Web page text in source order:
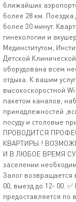
ближайших
более 28 км.
более 30 минут.
гинекологии и
Мединститутом,
Детской
оборудована всем
отдыха. К вашим
высокоскоростной
пакетом каналов,
принадлежностей
посуду и столовые
ПРОВОДИТСЯ
КВАРТИРЫ !
И В ЛЮБОЕ ВРЕМЯ СУТОК
заселении
Залог возвращается
00, выезд до 12- 00.
предоставляется по